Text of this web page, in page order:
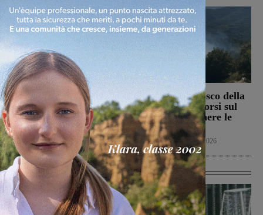
Il Terranuova Traiana
allo “Zecchini” di
Grosseto per una gara
amichevole
Calcio 7 Agosto 2026
Incendio nel bosco della
Trappola. Soccorsi sul
posto per spegnere le
fiamme
Cronaca 7 Agosto 2026
Ultime Calcio